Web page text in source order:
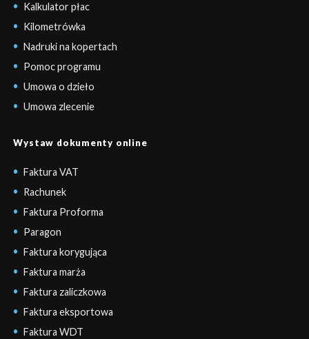
Kalkulator płac
Kilometrówka
Nadruki na kopertach
Pomoc programu
Umowa o dzieło
Umowa zlecenie
Wystaw dokumenty online
Faktura VAT
Rachunek
Faktura Proforma
Paragon
Faktura korygująca
Faktura marża
Faktura zaliczkowa
Faktura eksportowa
Faktura WDT